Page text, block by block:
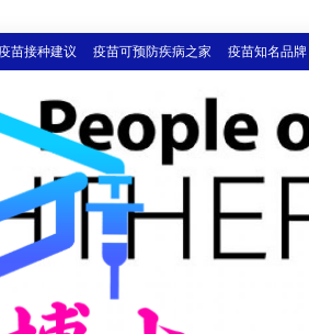
苗接种建议 疫苗可预防疾病之家 疫苗知名品牌